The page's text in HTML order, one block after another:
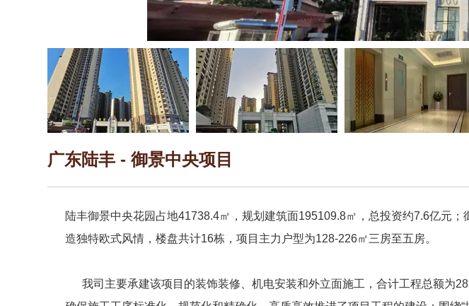
广东陆丰 - 御景中央项目
陆丰御景中央花园占地41738.4㎡，规划建筑面195109.8㎡，总投资约7.6亿元
造独特欧式风情，楼盘共计16栋，项目主力户型为128-226㎡三房至五房。
我司主要承建该项目的装饰装修、机电安装和外立面施工，合计工程总额为